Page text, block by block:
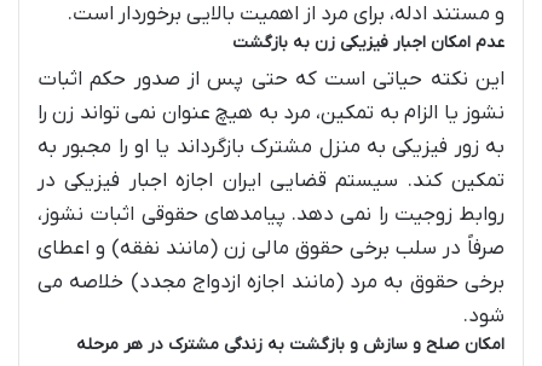
و مستند ادله، برای مرد از اهمیت بالایی برخوردار است.
عدم امکان اجبار فیزیکی زن به بازگشت
این نکته حیاتی است که حتی پس از صدور حکم اثبات
نشوز یا الزام به تمکین، مرد به هیچ عنوان نمی تواند زن را
به زور فیزیکی به منزل مشترک بازگرداند یا او را مجبور به
تمکین کند. سیستم قضایی ایران اجازه اجبار فیزیکی در
روابط زوجیت را نمی دهد. پیامدهای حقوقی اثبات نشوز،
صرفاً در سلب برخی حقوق مالی زن (مانند نفقه) و اعطای
برخی حقوق به مرد (مانند اجازه ازدواج مجدد) خلاصه می
شود.
امکان صلح و سازش و بازگشت به زندگی مشترک در هر مرحله